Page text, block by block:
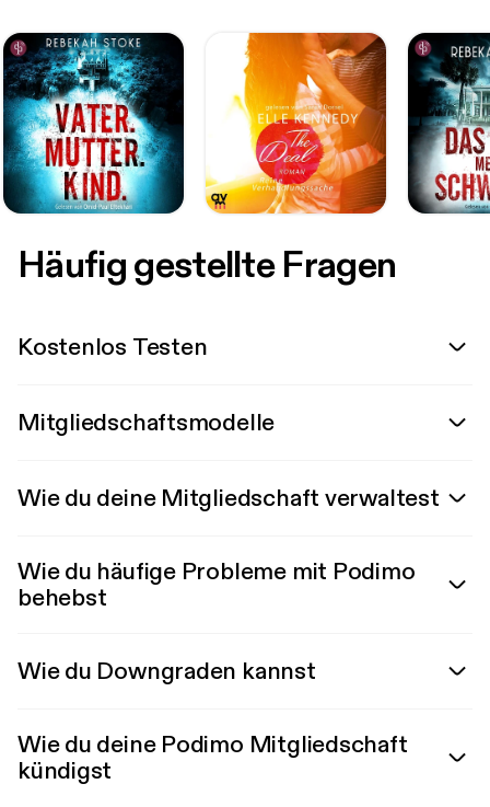
Häufig gestellte Fragen
Kostenlos Testen
Mitgliedschaftsmodelle
Wie du deine Mitgliedschaft verwaltest
Wie du häufige Probleme mit Podimo
behebst
Wie du Downgraden kannst
Wie du deine Podimo Mitgliedschaft
kündigst